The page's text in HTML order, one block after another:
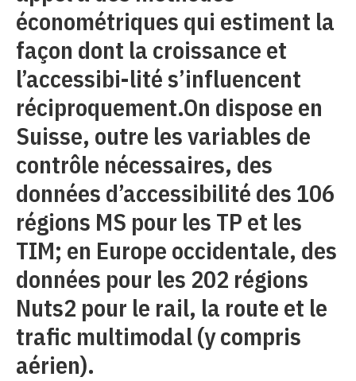
économétriques qui estiment la
façon dont la croissance et
l’accessibi-lité s’influencent
réciproquement.On dispose en
Suisse, outre les variables de
contrôle nécessaires, des
données d’accessibilité des 106
régions MS pour les TP et les
TIM; en Europe occidentale, des
données pour les 202 régions
Nuts2 pour le rail, la route et le
trafic multimodal (y compris
aérien).